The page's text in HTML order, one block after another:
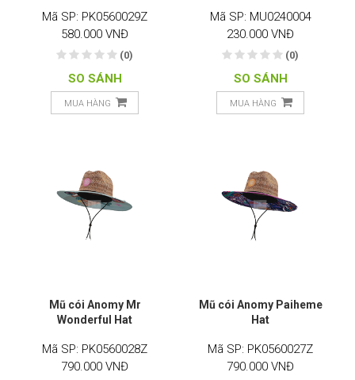
Mã SP: PK0560029Z
580.000 VNĐ
(0)
SO SÁNH
MUA HÀNG
Mã SP: MU0240004
230.000 VNĐ
(0)
SO SÁNH
MUA HÀNG
Mũ cói Anomy Mr
Wonderful Hat
Mã SP: PK0560028Z
790.000 VNĐ
Mũ cói Anomy Paiheme
Hat
Mã SP: PK0560027Z
790.000 VNĐ